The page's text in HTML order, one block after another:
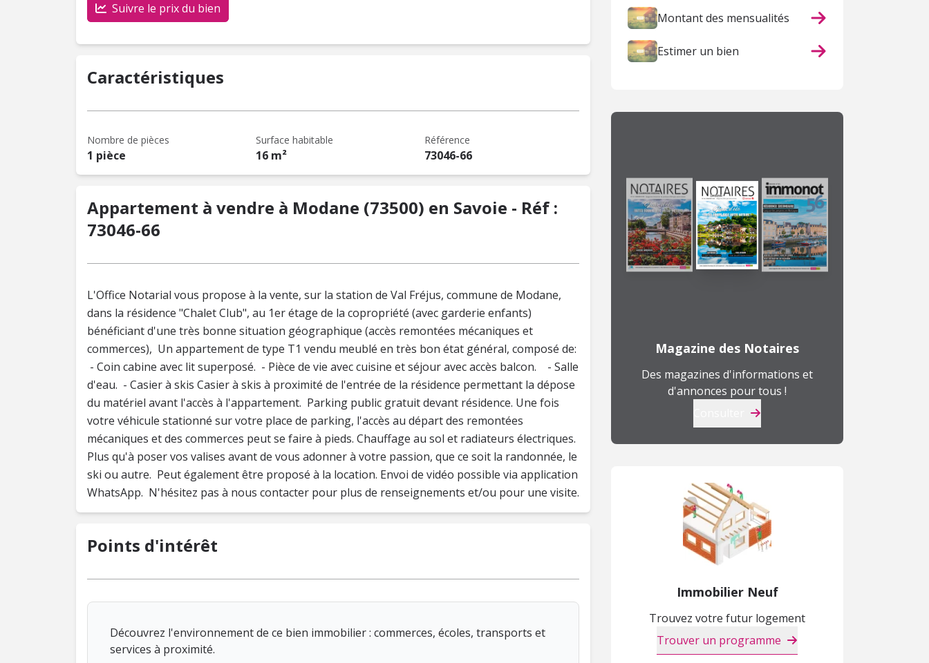
Suivre le prix du bien
Caractéristiques
Nombre de pièces
1 pièce
Surface habitable
16 m²
Référence
73046-66
Appartement à vendre à Modane (73500) en Savoie - Réf :
73046-66
L'Office Notarial vous propose à la vente, sur la station de Val Fréjus, commune de Modane,
dans la résidence "Chalet Club", au 1er étage de la copropriété (avec garderie enfants)
bénéficiant d'une très bonne situation géographique (accès remontées mécaniques et
commerces), Un appartement de type T1 vendu meublé en très bon état général, composé de:
- Coin cabine avec lit superposé. - Pièce de vie avec cuisine et séjour avec accès balcon. - Salle
d'eau. - Casier à skis Casier à skis à proximité de l'entrée de la résidence permettant la dépose
du matériel avant l'accès à l'appartement. Parking public gratuit devant résidence. Une fois
votre véhicule stationné sur votre place de parking, l'accès au départ des remontées
mécaniques et des commerces peut se faire à pieds. Chauffage au sol et radiateurs électriques.
Plus qu'à poser vos valises avant de vous adonner à votre passion, que ce soit la randonnée, le
ski ou autre. Peut également être proposé à la location. Envoi de vidéo possible via application
WhatsApp. N'hésitez pas à nous contacter pour plus de renseignements et/ou pour une visite.
Points d'intérêt
Découvrez l'environnement de ce bien immobilier : commerces, écoles, transports et
services à proximité.
Montant des mensualités
Estimer un bien
Magazine des Notaires
Des magazines d'informations et
d'annonces pour tous !
Immobilier Neuf
Trouvez votre futur logement
Trouver un programme